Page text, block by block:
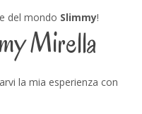
del mondo Slimmy!
Mirella
la mia esperienza con